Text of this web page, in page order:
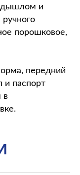
дышлом и
порошковое,
передний
и паспорт
в